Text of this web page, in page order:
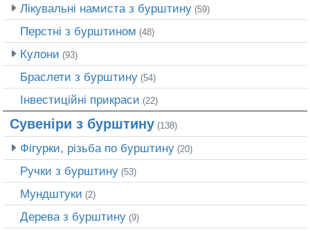
Лікувальні намиста з бурштину (59)
Перстні з бурштином (48)
Кулони (93)
Браслети з бурштину (54)
Інвестиційні прикраси (22)
Сувеніри з бурштину (138)
Фігурки, різьба по бурштину (20)
Ручки з бурштину (53)
Мундштуки (2)
Дерева з бурштину (9)